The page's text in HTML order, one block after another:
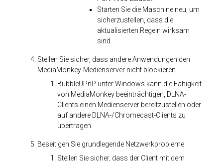
Starten Sie die Maschine neu, um
sicherzustellen, dass die
aktualisierten Regeln wirksam
sind.
Stellen Sie sicher, dass andere Anwendungen den
MediaMonkey-Medienserver nicht blockieren
BubbleUPnP unter Windows kann die Fähigkeit
von MediaMonkey beeinträchtigen, DLNA-
Clients einen Medienserver bereitzustellen oder
auf andere DLNA-/Chromecast-Clients zu
übertragen.
Beseitigen Sie grundlegende Netzwerkprobleme:
Stellen Sie sicher, dass der Client mit dem